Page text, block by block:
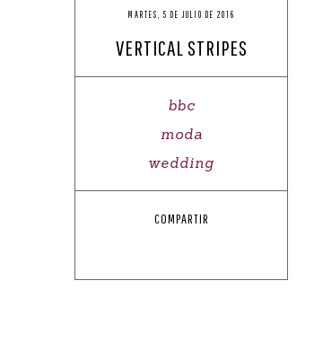
MARTES, 5 DE JULIO DE 2016
VERTICAL STRIPES
bbc
moda
wedding
COMPARTIR